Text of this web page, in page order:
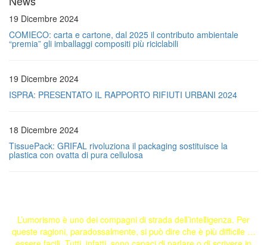
19 Dicembre 2024
COMIECO: carta e cartone, dal 2025 il contributo ambientale
“premia” gli imballaggi compositi più riciclabili
19 Dicembre 2024
ISPRA: PRESENTATO IL RAPPORTO RIFIUTI URBANI 2024
18 Dicembre 2024
TissuePack: GRIFAL rivoluziona il packaging sostituisce la
plastica con ovatta di pura cellulosa
L’umorismo è uno dei compagni di strada dell’intelligenza. Per
queste ragioni, paradossalmente, si può dire che è più difficile …